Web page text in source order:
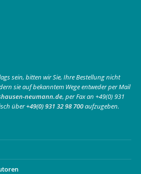
sein, bitten wir Sie, Ihre Bestellung nicht
sie auf bekanntem Wege entweder per Mail
neumann.de, per Fax an +49(0) 931
über+49(0) 931 32 98 700aufzugeben.